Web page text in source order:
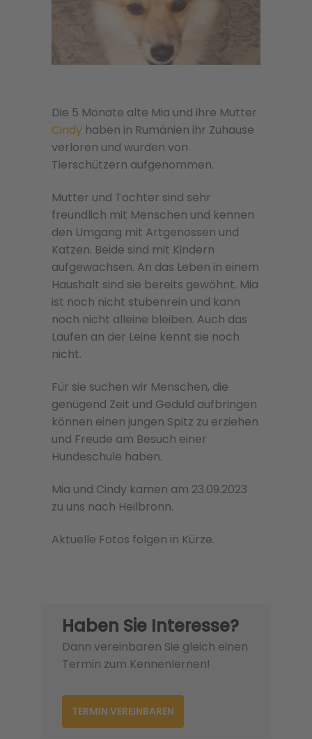
Die 5 Monate alte Mia und ihre Mutter
Cindy haben in Rumänien ihr Zuhause
verloren und wurden von
Tierschützern aufgenommen.
Mutter und Tochter sind sehr
freundlich mit Menschen und kennen
den Umgang mit Artgenossen und
Katzen. Beide sind mit Kindern
aufgewachsen. An das Leben in einem
Haushalt sind sie bereits gewöhnt. Mia
ist noch nicht stubenrein und kann
noch nicht alleine bleiben. Auch das
Laufen an der Leine kennt sie noch
nicht.
Für sie suchen wir Menschen, die
genügend Zeit und Geduld aufbringen
können einen jungen Spitz zu erziehen
und Freude am Besuch einer
Hundeschule haben.
Mia und Cindy kamen am 23.09.2023
zu uns nach Heilbronn.
Aktuelle Fotos folgen in Kürze.
Haben Sie Interesse?
Dann vereinbaren Sie gleich einen
Termin zum Kennenlernen!
TERMIN VEREINBAREN